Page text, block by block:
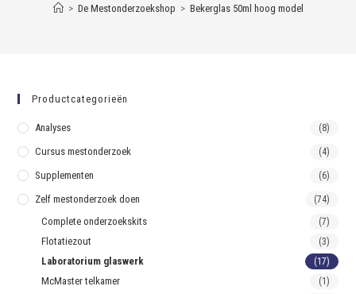
> De Mestonderzoekshop > Bekerglas 50ml hoog model
Productcategorieën
Analyses (8)
Cursus mestonderzoek (4)
Supplementen (6)
Zelf mestonderzoek doen (74)
Complete onderzoekskits (7)
Flotatiezout (3)
Laboratorium glaswerk (17)
McMaster telkamer (1)